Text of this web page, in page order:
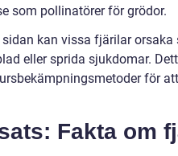
som pollinatörer för grödor.
sidan kan vissa fjärilar
eller sprida sjukdomar.
för
Fakta om